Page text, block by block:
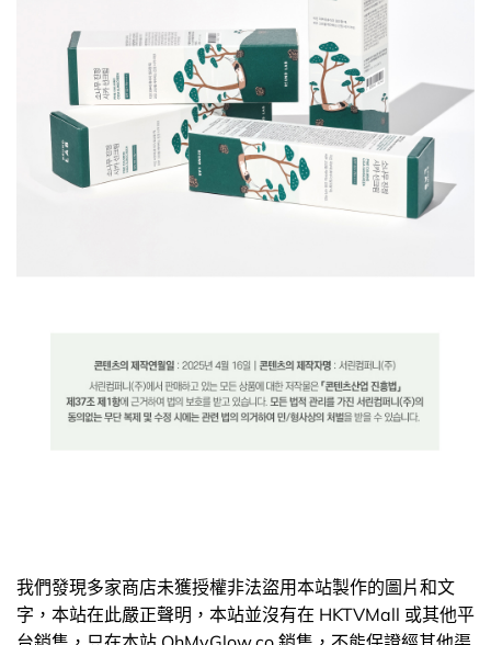
我們發現多家商店未獲授權非法盜用本站製作的圖片和文
字，本站在此嚴正聲明，本站並沒有在 HKTVMall 或其他平